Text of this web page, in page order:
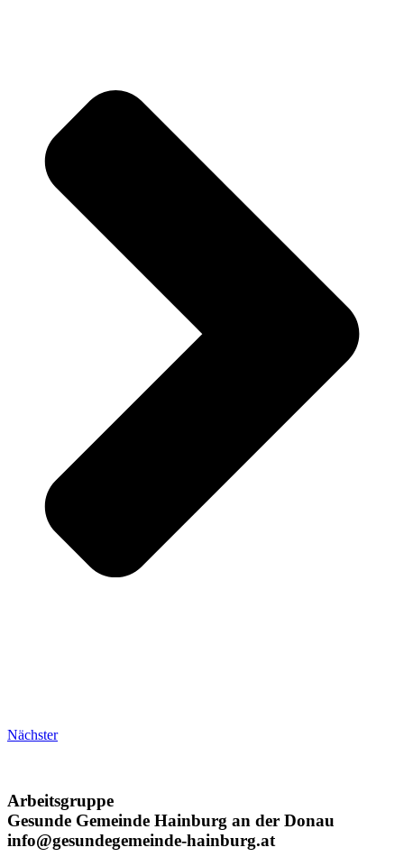
Nächster
Arbeitsgruppe
Gesunde Gemeinde Hainburg an der Donau
info@gesundegemeinde-hainburg.at